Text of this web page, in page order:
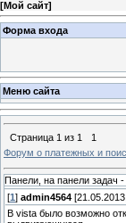
[Мой сайт]
Форма входа
Меню сайта
Страница 1 из 1
1
Форум о платежных и
Панели, на панели задач
[1 ] admin4564
В vista было возможно